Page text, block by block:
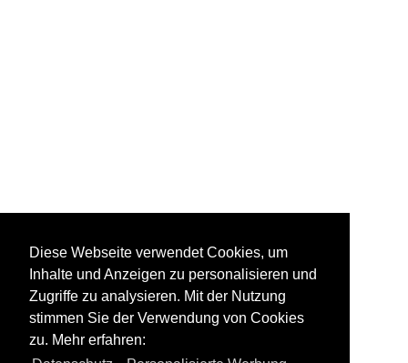
Diese Webseite verwendet Cookies, um
Inhalte und Anzeigen zu personalisieren und
Zugriffe zu analysieren. Mit der Nutzung
stimmen Sie der Verwendung von Cookies
zu. Mehr erfahren: